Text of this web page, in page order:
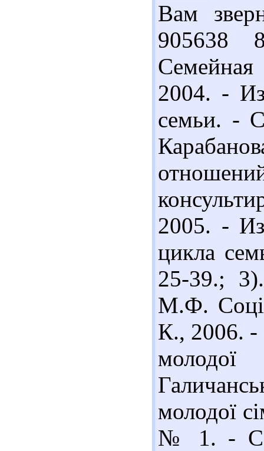
Вам
905638
2004. -
семьи. -
2005. -
цикла
25-39.;
М.Ф.
К., 2006. -
молодої
№ 1. - С.